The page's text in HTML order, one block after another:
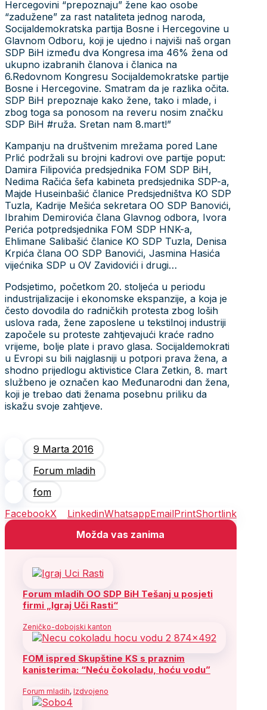
Hercegovini “prepoznaju” žene kao osobe
“zadužene” za rast nataliteta jednog naroda,
Socijaldemokratska partija Bosne i Hercegovine u
Glavnom Odboru, koji je ujedno i najviši naš organ
SDP BiH između dva Kongresa ima 46% žena od
ukupno izabranih članova i članica na
6.Redovnom Kongresu Socijaldemokratske partije
Bosne i Hercegovine. Smatram da je razlika očita.
SDP BiH prepoznaje kako žene, tako i mlade, i
zbog toga sa ponosom na reveru nosim značku
SDP BiH ‪#‎ruža. Sretan nam 8.mart!”
Kampanju na društvenim mrežama pored Lane
Prlić podržali su brojni kadrovi ove partije poput:
Damira Filipovića predsjednika FOM SDP BiH,
Nedima Račića šefa kabineta predsjednika SDP-a,
Majde Huseinbašić članice Predsjedništva KO SDP
Tuzla, Kadrije Mešića sekretara OO SDP Banovići,
Ibrahim Demirovića člana Glavnog odbora, Ivora
Perića potpredsjednika FOM SDP HNK-a,
Ehlimane Salibašić članice KO SDP Tuzla, Denisa
Krpića člana OO SDP Banovići, Jasmina Hasića
vijećnika SDP u OV Zavidovići i drugi…
Podsjetimo, početkom 20. stoljeća u periodu
industrijalizacije i ekonomske ekspanzije, a koja je
često dovodila do radničkih protesta zbog loših
uslova rada, žene zaposlene u tekstilnoj industriji
započele su proteste zahtjevajući kraće radno
vrijeme, bolje plate i pravo glasa. Socijaldemokrati
u Evropi su bili najglasniji u potpori prava žena, a
shodno prijedlogu aktivistice Clara Zetkin, 8. mart
službeno je označen kao Međunarodni dan žena,
koji je trebao dati ženama posebnu priliku da
iskažu svoje zahtjeve.
9 Marta 2016
Forum mladih
fom
FacebookX LinkedinWhatsappEmailPrintShortlink
Možda vas zanima
Forum mladih OO SDP BiH Tešanj u posjeti
firmi „Igraj Uči Rasti“
Zeničko-dobojski kanton
FOM ispred Skupštine KS s praznim
kanisterima: “Neću čokoladu, hoću vodu”
Forum mladih, Izdvojeno